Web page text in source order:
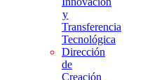
y
Transferencia
Tecnológica
Dirección
de
Creación